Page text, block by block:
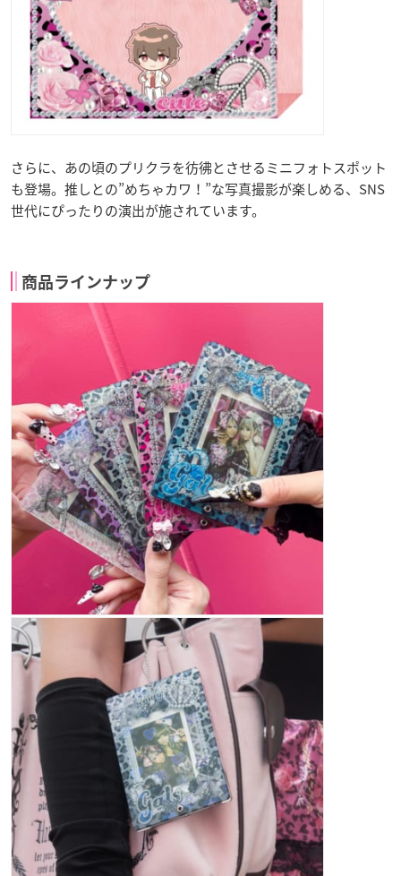
さらに、あの頃のプリクラを彷彿とさせるミニフォトスポット
も登場。推しとの”めちゃカワ！”な写真撮影が楽しめる、SNS
世代にぴったりの演出が施されています。
商品ラインナップ